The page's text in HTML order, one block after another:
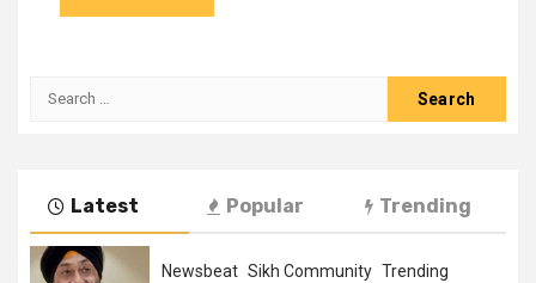
Latest Popular Trending
Newsbeat Sikh Community Trending